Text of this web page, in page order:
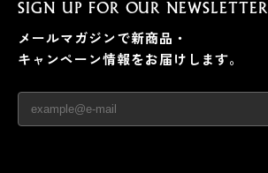
SIGN UP FOR OUR NEWSLETTER
メールマガジンで新商品・
キャンペーン情報をお届けします。